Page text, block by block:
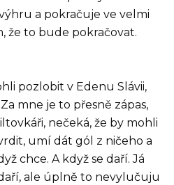
a pokračuje ve velmi
že to bude pokračovat.
pozlobit v Edenu Slávii,
mne je to přesně zápas,
nečeká, že by mohli
umí dát gól z ničeho a
chce. A když se daří. Já
ale úplně to nevylučuju